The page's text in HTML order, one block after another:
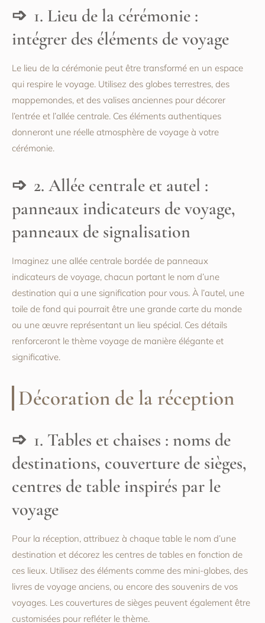
1. Lieu de la cérémonie :
intégrer des éléments de voyage
Le lieu de la cérémonie peut être transformé en un espace
qui respire le voyage. Utilisez des globes terrestres, des
mappemondes, et des valises anciennes pour décorer
l’entrée et l’allée centrale. Ces éléments authentiques
donneront une réelle atmosphère de voyage à votre
cérémonie.
2. Allée centrale et autel :
panneaux indicateurs de voyage,
panneaux de signalisation
Imaginez une allée centrale bordée de panneaux
indicateurs de voyage, chacun portant le nom d’une
destination qui a une signification pour vous. À l’autel, une
toile de fond qui pourrait être une grande carte du monde
ou une œuvre représentant un lieu spécial. Ces détails
renforceront le thème voyage de manière élégante et
significative.
Décoration de la réception
1. Tables et chaises : noms de
destinations, couverture de sièges,
centres de table inspirés par le
voyage
Pour la réception, attribuez à chaque table le nom d’une
destination et décorez les centres de tables en fonction de
ces lieux. Utilisez des éléments comme des mini-globes, des
livres de voyage anciens, ou encore des souvenirs de vos
voyages. Les couvertures de sièges peuvent également être
customisées pour refléter le thème.